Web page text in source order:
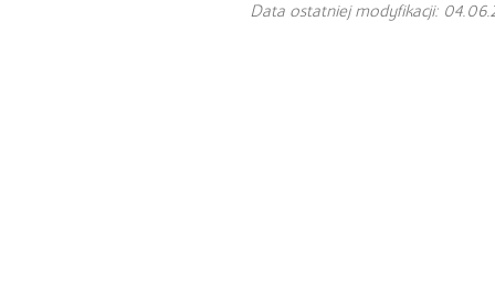
Data ostatniej modyfikacji: